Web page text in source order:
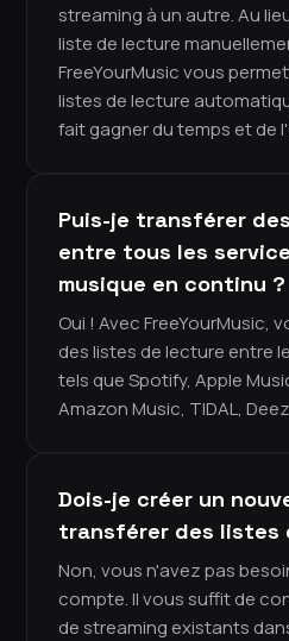
streaming à un autre. Au
liste de lecture
FreeYourMusic vous
listes de lecture
fait gagner du temps et de
Puis-je transférer
entre tous les
musique en continu ?
Oui ! Avec FreeYourMusic,
des listes de lecture entre
tels que Spotify, Apple
Amazon Music, TIDAL,
Dois-je créer un
transférer des listes
Non, vous n'avez pas
compte. Il vous suffit de
de streaming existants